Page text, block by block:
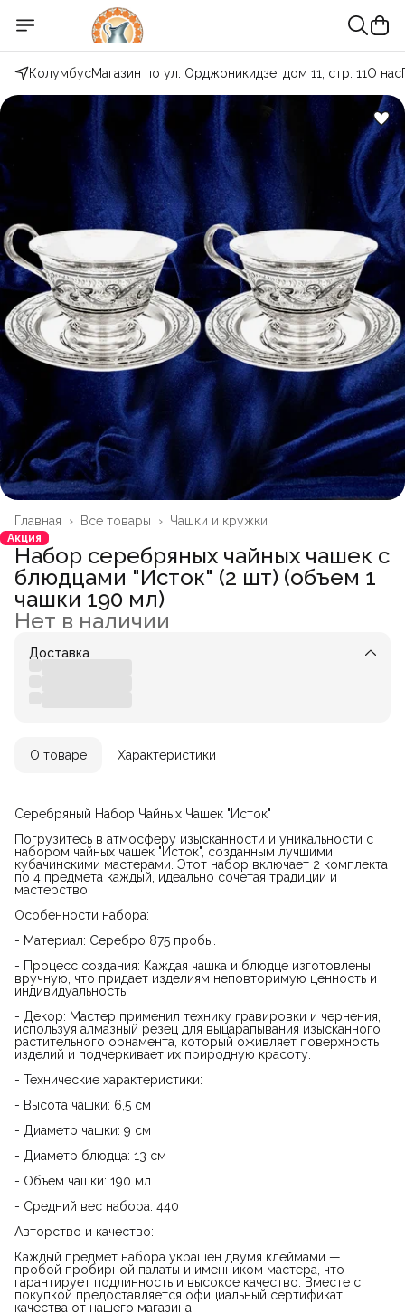
КолумбусМагазин по ул. Орджоникидзе, дом 11, стр. 11О нас
Чашки и кружки
Все товары ›
Главная ›
Акция
Набор серебряных чайных чашек с
блюдцами "Исток" (2 шт) (объем 1
чашки 190 мл)
Нет в наличии
Доставка
О товаре Характеристики
Серебряный Набор Чайных Чашек "Исток"
Погрузитесь в атмосферу изысканности и уникальности с
набором чайных чашек "Исток", созданным лучшими
кубачинскими мастерами. Этот набор включает 2 комплекта
по 4 предмета каждый, идеально сочетая традиции и
мастерство.
Особенности набора:
- Материал: Серебро 875 пробы.
- Процесс создания: Каждая чашка и блюдце изготовлены
вручную, что придает изделиям неповторимую ценность и
индивидуальность.
- Декор: Мастер применил технику гравировки и чернения,
используя алмазный резец для выцарапывания изысканного
растительного орнамента, который оживляет поверхность
изделий и подчеркивает их природную красоту.
- Технические характеристики:
- Высота чашки: 6,5 см
- Диаметр чашки: 9 см
- Диаметр блюдца: 13 см
- Объем чашки: 190 мл
- Средний вес набора: 440 г
Авторство и качество:
Каждый предмет набора украшен двумя клеймами —
пробой пробирной палаты и именником мастера, что
гарантирует подлинность и высокое качество. Вместе с
покупкой предоставляется официальный сертификат
качества от нашего магазина.